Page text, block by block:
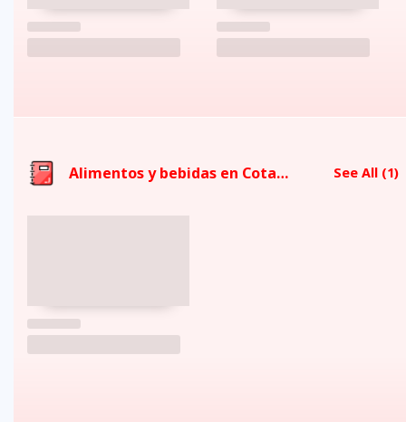
Alimentos y bebidas en Cotacachi See All (1)